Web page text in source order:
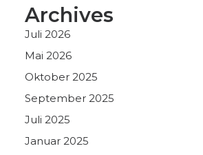
Archives
Juli 2026
Mai 2026
Oktober 2025
September 2025
Juli 2025
Januar 2025